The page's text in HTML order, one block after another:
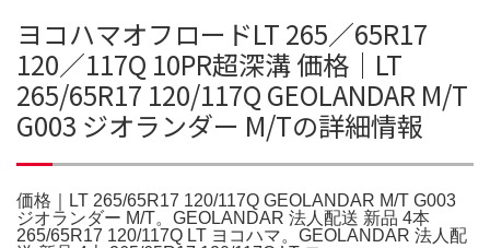
ヨコハマオフロードLT 265／65R17
120／117Q 10PR超深溝 価格｜LT
265/65R17 120/117Q GEOLANDAR M/T
G003 ジオランダー M/Tの詳細情報
価格｜LT 265/65R17 120/117Q GEOLANDAR M/T G003
ジオランダー M/T。GEOLANDAR 法人配送 新品 4本
265/65R17 120/117Q LT ヨコハマ。GEOLANDAR 法人配